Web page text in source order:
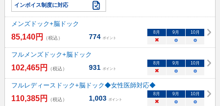
インボイス制度に対応
メンズドック+脳ドック
85,140円 （税込） 774 ポイント
8月 9月 10月
× ○ ○
フルメンズドック+脳ドック
102,465円 （税込） 931 ポイント
8月 9月 10月
× ○ ○
フルレディースドック+脳ドック◆女性医師対応◆
110,385円 （税込） 1,003 ポイント
8月 9月 10月
× ○ ○